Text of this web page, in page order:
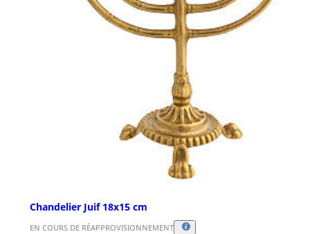
Chandelier Juif 18x15 cm
EN COURS DE RÉAPPROVISIONNEMENT